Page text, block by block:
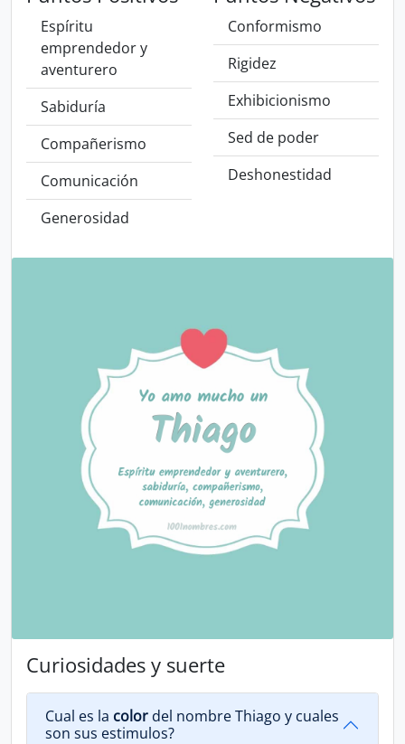
Espíritu
emprendedor y
aventurero
Sabiduría
Compañerismo
Comunicación
Generosidad
Conformismo
Rigidez
Exhibicionismo
Sed de poder
Deshonestidad
Curiosidades y suerte
Cual es la color del nombre Thiago y cuales
son sus estimulos?